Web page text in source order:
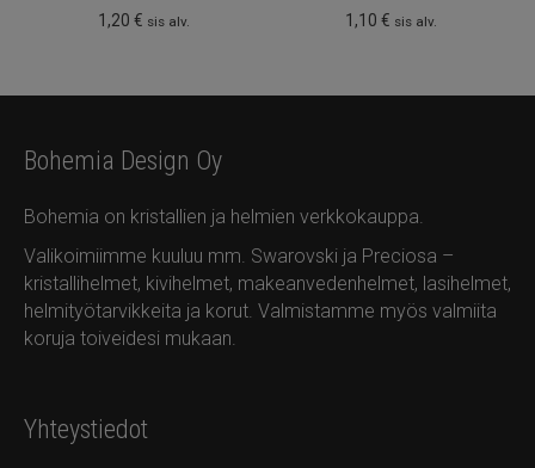
1,20€ sis alv. 1,10 € sis alv.
Bohemia Design Oy
Bohemia on kristallien ja helmien verkkokauppa.
Valikoimiimme kuuluu mm. Swarovski ja Preciosa –
kristallihelmet, kivihelmet, makeanvedenhelmet, lasihelmet,
helmityötarvikkeita ja korut. Valmistamme myös valmiita
koruja toiveidesi mukaan.
Yhteystiedot